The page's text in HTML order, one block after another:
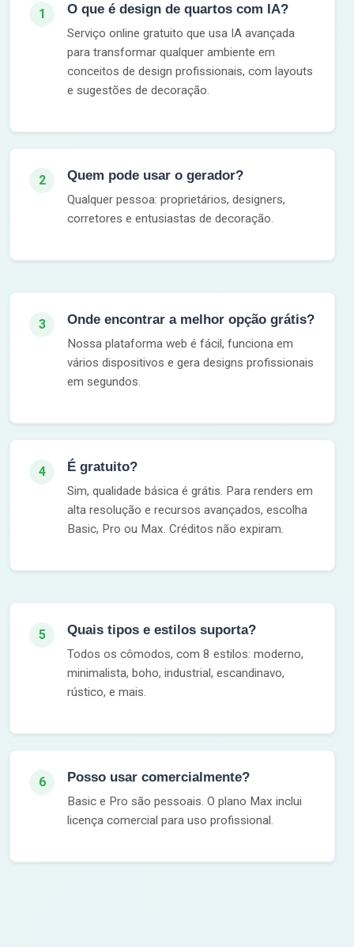
1 O que é design de quartos com IA?
Serviço online gratuito que usa IA avançada
para transformar qualquer ambiente em
conceitos de design profissionais, com layouts
e sugestões de decoração.
2 Quem pode usar o gerador?
Qualquer pessoa: proprietários, designers,
corretores e entusiastas de decoração.
3 Onde encontrar a melhor opção grátis?
Nossa plataforma web é fácil, funciona em
vários dispositivos e gera designs profissionais
em segundos.
4 É gratuito?
Sim, qualidade básica é grátis. Para renders em
alta resolução e recursos avançados, escolha
Basic, Pro ou Max. Créditos não expiram.
5 Quais tipos e estilos suporta?
Todos os cômodos, com 8 estilos: moderno,
minimalista, boho, industrial, escandinavo,
rústico, e mais.
6 Posso usar comercialmente?
Basic e Pro são pessoais. O plano Max inclui
licença comercial para uso profissional.